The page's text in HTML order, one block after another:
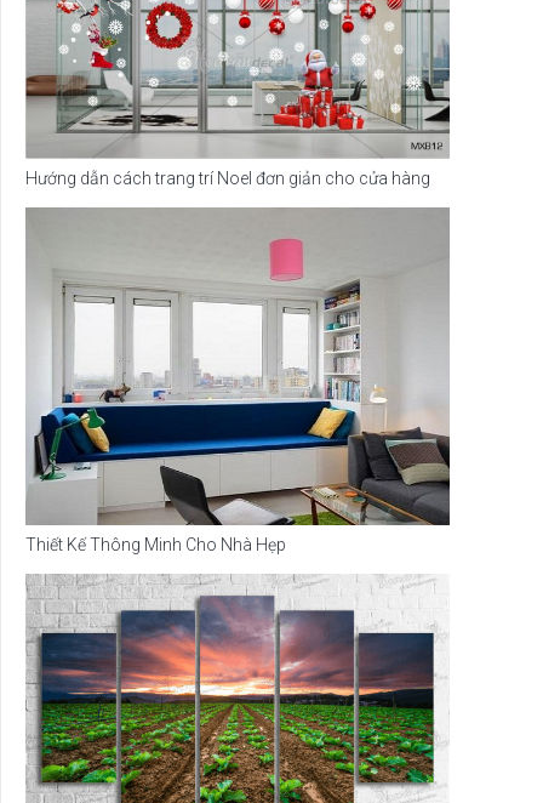
Hướng dẫn cách trang trí Noel đơn giản cho cửa hàng
Thiết Kế Thông Minh Cho Nhà Hẹp